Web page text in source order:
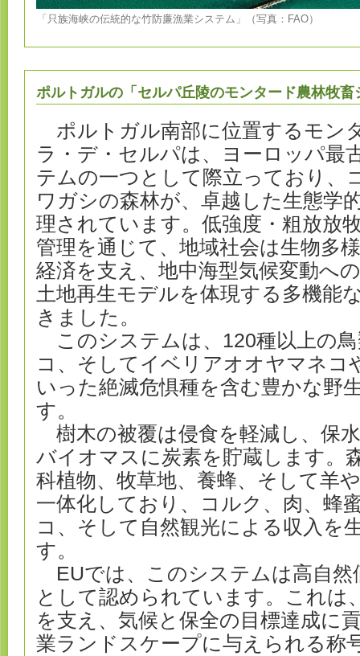
「只族海峡の伝統的な竹防廉漁業システム」（写真：FAO）
ポルトガルの「セルパ丘陵のモンタード農林牧畜
ポルトガル南部に位置するモン
ラ・デ・セルパは、ヨーロッパ最
テムの一つとして際立っており、
ワガシの森林が、卓越した生態学
理されています。低強度・粗放放
管理を通じて、地域社会は生物多
経済を支え、地中海型気候変動へ
土地再生モデルを体現する多機能
きました。
このシステムは、120種以上の
コ、そしてイベリアオオヤマネコ
いった絶滅危惧種を含む豊かな野
す。
樹木の被覆は侵食を軽減し、保
バイオマスに炭素を貯蔵します。
科植物、牧草地、養蜂、そして羊
一体化しており、コルク、肉、蜂
コ、そして自然観光による収入を
す。
EUでは、このシステムは高自然
として認められています。これは
を支え、気候と保全の目標達成に
業ランドスケープに与えられる称